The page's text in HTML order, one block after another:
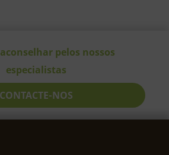
pelos nossos
especialistas
CONTACTE-NOS